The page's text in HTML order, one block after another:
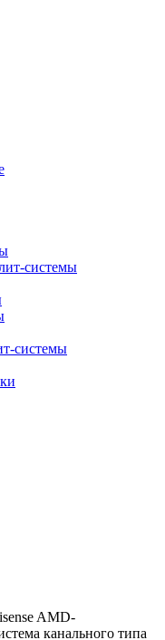
системы
системы
AMD-
канального типа